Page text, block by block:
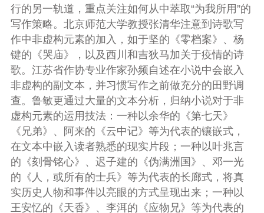
行的另一轨道，重点关注如何从中萃取“为我所用”的
写作策略。北京师范大学教授张清华注意到诗歌写
作中非虚构元素的加入，如于坚的《零档案》、杨
键的《哭庙》，以及西川和吉狄马加关于疫情的诗
歌。江苏省作协专业作家孙频自述在小说中会嵌入
非虚构的副文本，并习惯写作之前做充分的田野调
查。鲁敏更通过大量的文本分析，归纳小说对于非
虚构元素的运用技法：一种以余华的《第七天》
《兄弟》、阿来的《云中记》等为代表的镶嵌式，
在文本中嵌入读者熟悉的现实片段；一种以叶兆言
的《刻骨铭心》、迟子建的《伪满洲国》、邓一光
的《人，或所有的士兵》等为代表的长廊式，将真
实历史人物和事件以亮眼的方式呈现出来；一种以
王安忆的《天香》、李洱的《应物兄》等为代表的